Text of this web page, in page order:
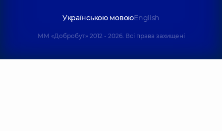
Українською мовоюEnglish
ММ «Добробут» 2012 - 2026. Всі права захищені